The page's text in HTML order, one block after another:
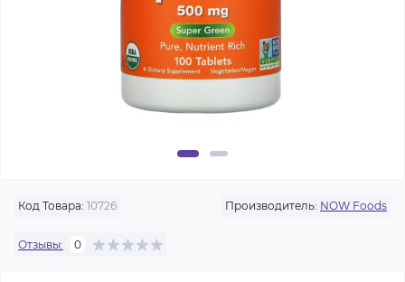
Код Товара: 10726 Производитель: NOW Foods
Отзывы: 0